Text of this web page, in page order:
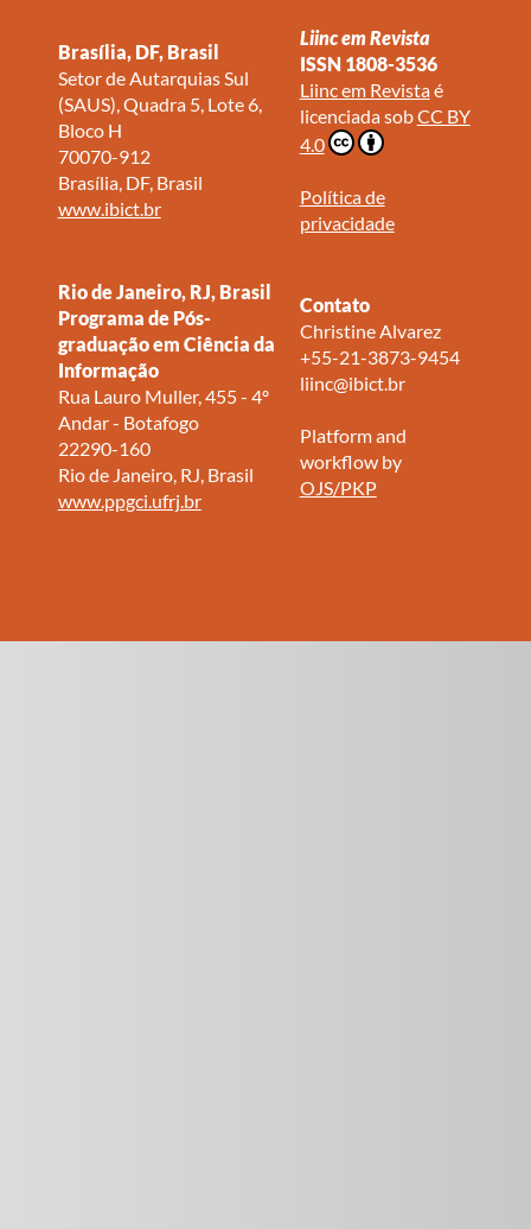
Brasília, DF, Brasil
Setor de Autarquias Sul
(SAUS), Quadra 5, Lote 6,
Bloco H
70070-912
Brasília, DF, Brasil
www.ibict.br
Liinc em Revista
ISSN 1808-3536
Liinc em Revistaé
licenciada sobCC BY
4.0
Política de
privacidade
Rio de Janeiro, RJ, Brasil
Programa de Pós-
graduação em Ciência da
Informação
Rua Lauro Muller, 455 - 4º
Andar - Botafogo
22290-160
Rio de Janeiro, RJ, Brasil
www.ppgci.ufrj.br
Contato
Christine Alvarez
+55-21-3873-9454
liinc@ibict.br
Platform and
workflow by
OJS/PKP